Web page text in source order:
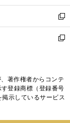
開
く
ウ
で
開
く
ン
ド
ウ
で
ウ
ィ
ン
ド
く
新
し
い
ド
ウ
で
新
ィ
ン
著作権者からコンテ
登録商標（登録番号
示しているサービス